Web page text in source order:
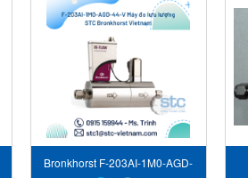
Bronkhorst F-203AI-1M0-AGD-